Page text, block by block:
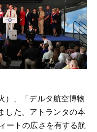
）、「デルタ航空博物
した。アトランタの本
ートの広さを有する航